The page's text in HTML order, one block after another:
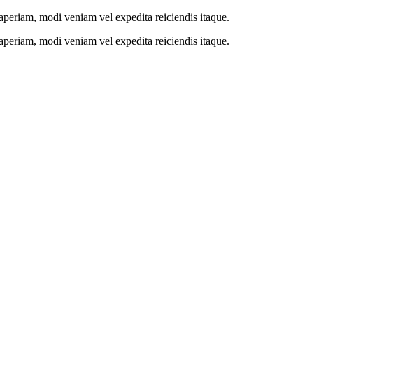
modi veniam vel expedita reiciendis itaque.
modi veniam vel expedita reiciendis itaque.